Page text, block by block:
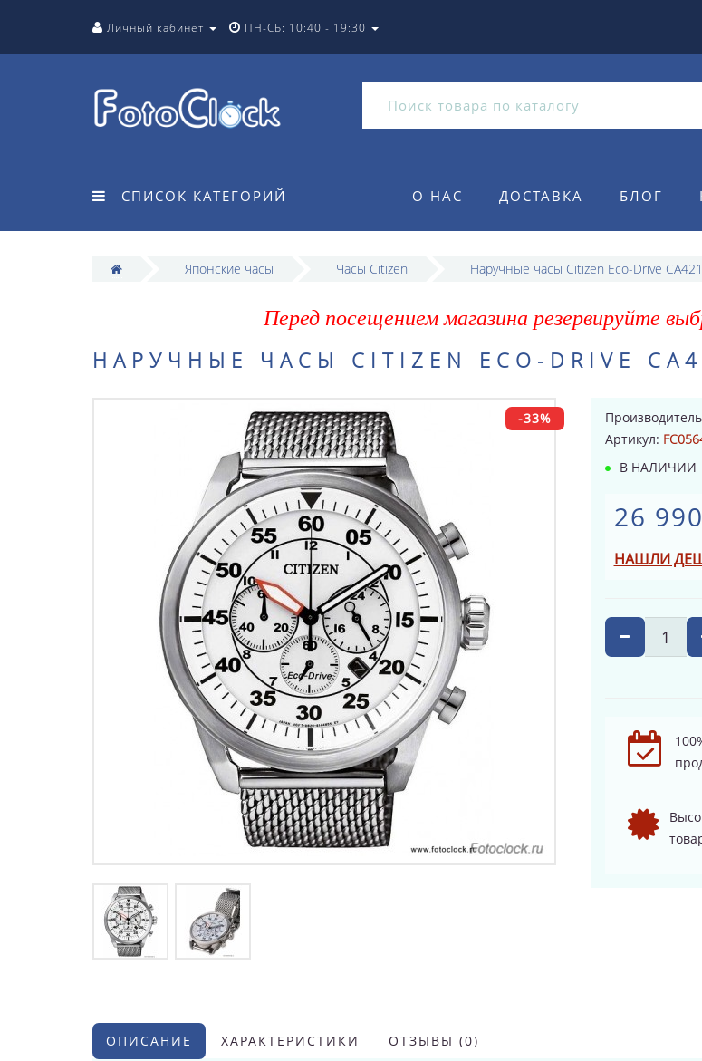
Личный кабинет ПН-СБ: 10:40 - 19:30
СПИСОК КАТЕГОРИЙ О НАС ДОСТАВКА БЛОГ
Японские часы Часы Citizen Наручные часы Citizen Eco-Drive
Перед посещением магазина резервируйте
НАРУЧНЫЕ ЧАСЫ CITIZEN ECO-DRIVE
-33%
Артикул:
В НАЛИЧИИ
26
НАШЛИ
ОПИСАНИЕ ХАРАКТЕРИСТИКИ ОТЗЫВЫ (0)